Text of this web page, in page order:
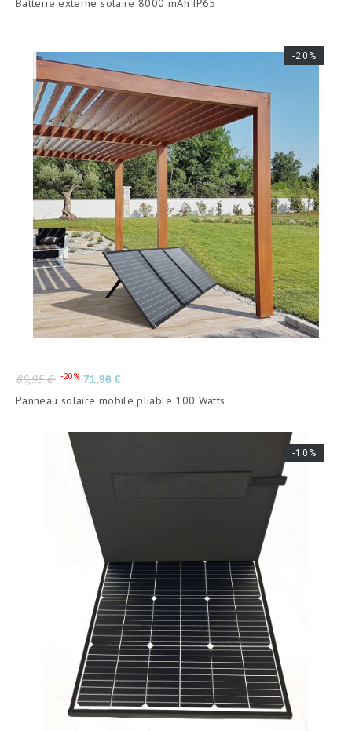
base
Batterie externe solaire 8000 mAh IP65
-20%
Prix
de
base
89,95 € -20% Prix
71,96 €
Panneau solaire mobile pliable 100 Watts
-10%